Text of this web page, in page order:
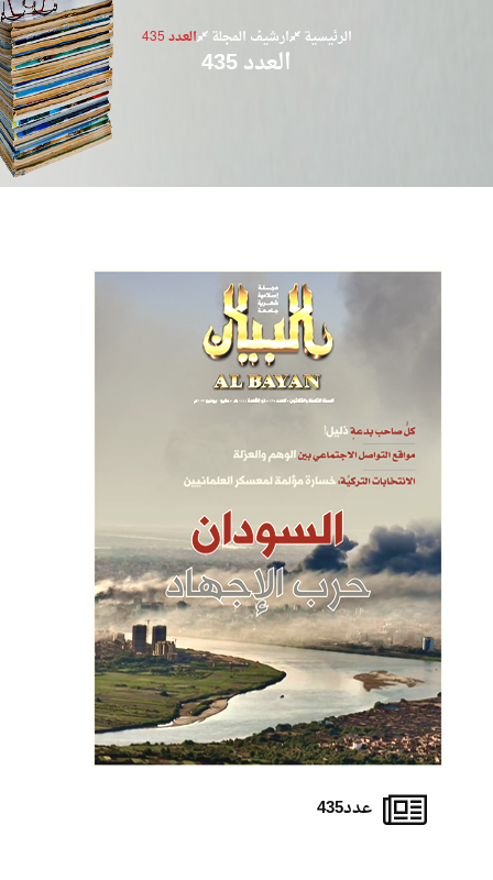
الرئيسية ارشيف المجلة العدد 435
العدد 435
عدد435